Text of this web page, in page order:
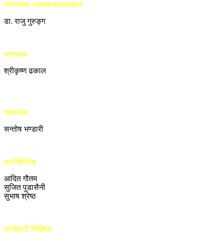
संस्थापक अध्यक्ष/सल्लाहकार
डा. राजु गुरुङ्ग
सम्पादक
श्रीकृष्ण ढकाल
प्रबन्धक
सन्तोष भण्डारी
मल्टीमिडिया
आदित गौतम
सुजित पुडासैनी
सुभाष श्रेष्ठ
कार्यकारी निर्देशक